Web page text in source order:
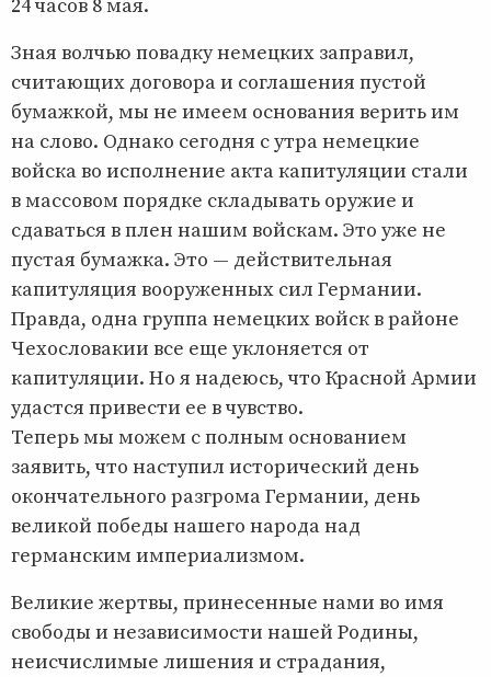
24 часов 8 мая.
Зная волчью повадку немецких заправил,
считающих договора и соглашения пустой
бумажкой, мы не имеем основания верить им
на слово. Однако сегодня с утра немецкие
войска во исполнение акта капитуляции стали
в массовом порядке складывать оружие и
сдаваться в плен нашим войскам. Это уже не
пустая бумажка. Это — действительная
капитуляция вооруженных сил Германии.
Правда, одна группа немецких войск в районе
Чехословакии все еще уклоняется от
капитуляции. Но я надеюсь, что Красной Армии
удастся привести ее в чувство.
Теперь мы можем с полным основанием
заявить, что наступил исторический день
окончательного разгрома Германии, день
великой победы нашего народа над
германским империализмом.
Великие жертвы, принесенные нами во имя
свободы и независимости нашей Родины,
неисчислимые лишения и страдания,